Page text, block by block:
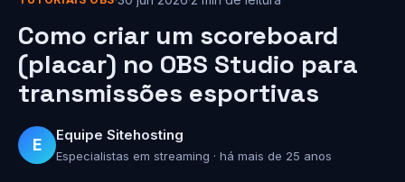
Como criar um scoreboard
(placar) no OBS Studio para
transmissões esportivas
E
Equipe Sitehosting
Especialistas em streaming · há mais de 25 anos